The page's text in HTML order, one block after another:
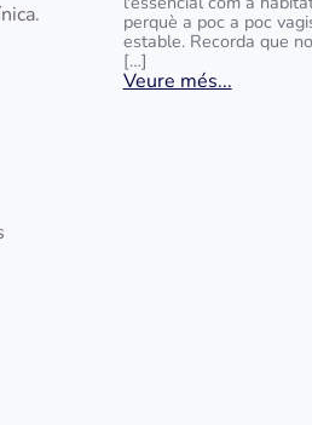
perquè a poc a poc
estable. Recorda que
[…]
Veure més...